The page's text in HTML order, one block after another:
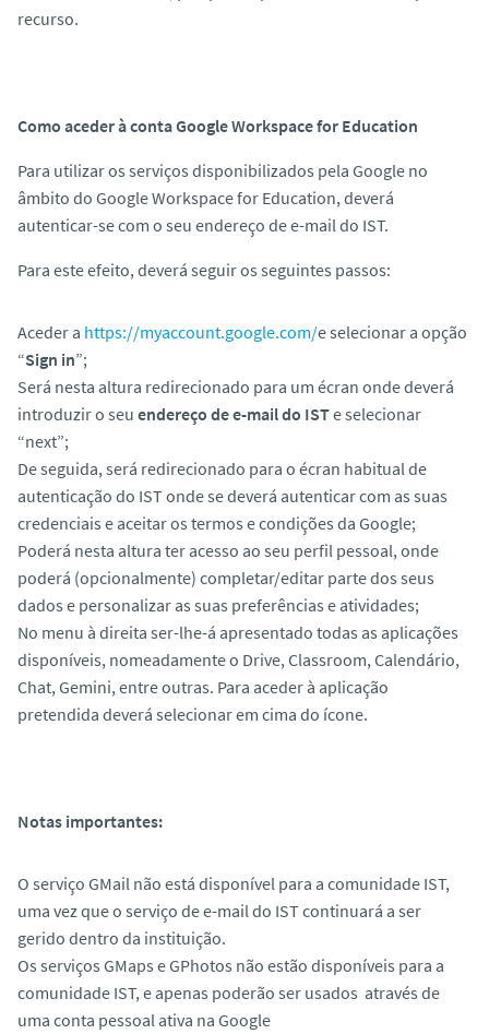
recurso.
Como aceder à conta Google Workspace for Education
Para utilizar os serviços disponibilizados pela Google no
âmbito do Google Workspace for Education, deverá
autenticar-se com o seu endereço de e-mail do IST.
Para este efeito, deverá seguir os seguintes passos:
Aceder a https://myaccount.google.com/e selecionar a opção
“Sign in”;
Será nesta altura redirecionado para um écran onde deverá
introduzir o seu endereço de e-mail do ISTe selecionar
“next”;
De seguida, será redirecionado para o écran habitual de
autenticação do IST onde se deverá autenticar com as suas
credenciais e aceitar os termos e condições da Google;
Poderá nesta altura ter acesso ao seu perfil pessoal, onde
poderá (opcionalmente) completar/editar parte dos seus
dados e personalizar as suas preferências e atividades;
No menu à direita ser-lhe-á apresentado todas as aplicações
disponíveis, nomeadamente o Drive, Classroom, Calendário,
Chat, Gemini, entre outras. Para aceder à aplicação
pretendida deverá selecionar em cima do ícone.
Notas importantes:
O serviço GMail não está disponível para a comunidade IST,
uma vez que o serviço de e-mail do IST continuará a ser
gerido dentro da instituição.
Os serviços GMaps e GPhotos não estão disponíveis para a
comunidade IST, e apenas poderão ser usados através de
uma conta pessoal ativa na Google